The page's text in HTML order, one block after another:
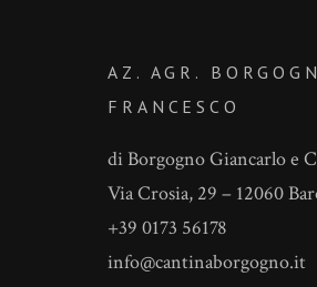
AZ. AGR.
FRANCESCO
di Borgogno Giancarlo e
Via Crosia, 29 – 12060
+39 0173 56178
info@cantinaborgogno.it